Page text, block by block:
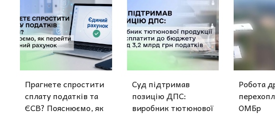
Прагнете спростити
сплату податків та
ЄСВ? Пояснюємо, як
Суд підтримав
позицію ДПС:
виробник тютюнової
Робота
ОМБр